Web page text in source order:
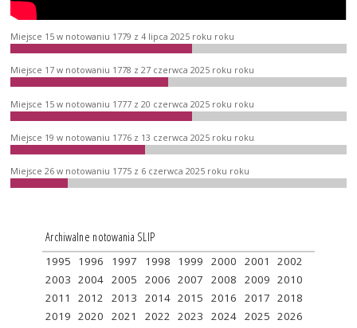
Miejsce 15 w notowaniu 1779 z 4 lipca 2025 roku roku
Miejsce 17 w notowaniu 1778 z 27 czerwca 2025 roku roku
Miejsce 15 w notowaniu 1777 z 20 czerwca 2025 roku roku
Miejsce 19 w notowaniu 1776 z 13 czerwca 2025 roku roku
Miejsce 26 w notowaniu 1775 z 6 czerwca 2025 roku roku
Archiwalne notowania SLIP
1995 1996 1997 1998 1999 2000 2001
2002
2003 2004 2005 2006 2007 2008 2009 2010
2011
2012 2013 2014 2015 2016 2017 2018
2019 2020 2021 2022 2023 2024 2025 2026